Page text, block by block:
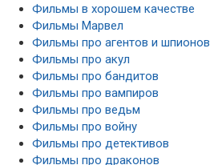
Фильмы в хорошем качестве
Фильмы Марвел
Фильмы про агентов и шпионов
Фильмы про акул
Фильмы про бандитов
Фильмы про вампиров
Фильмы про ведьм
Фильмы про войну
Фильмы про детективов
Фильмы про драконов